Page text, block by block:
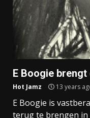
E Boogie
Hot Jamz 13 years
E Boogie is
terug te brengen in